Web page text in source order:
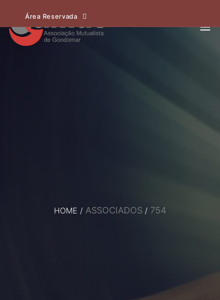
Área Reservada
HOME / ASSOCIADOS / 754